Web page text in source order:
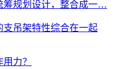
筹规划设计，整合成一…
力？